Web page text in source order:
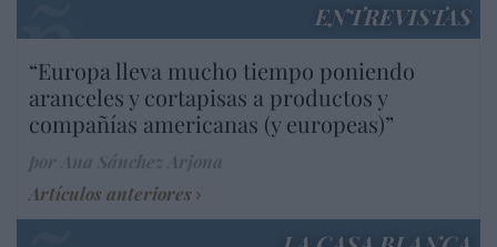
ENTREVISTAS
“Europa lleva mucho tiempo poniendo
aranceles y cortapisas a productos y
compañías americanas (y europeas)”
Artículos anteriores